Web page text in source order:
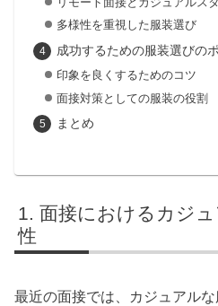
多様性を重視した服装選び
成功するための服装選びの
印象を良くするためのコツ
面接対策としての服装の役割
まとめ
面接におけるカジ
性
最近の面接では、カジュアル